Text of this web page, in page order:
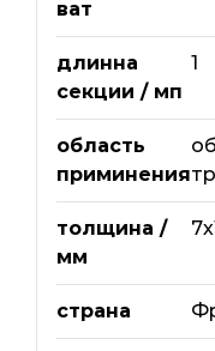
ват
длинна
секции / мп
1
область
приминения
толщина /
мм
страна